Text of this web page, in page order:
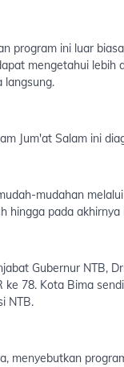
program ini luar
mengetahui lebih
langsung.
Jum'at Salam ini
mudahan
hingga pada
Gubernur NTB,
ke 78. Kota Bima
NTB.
menyebutkan